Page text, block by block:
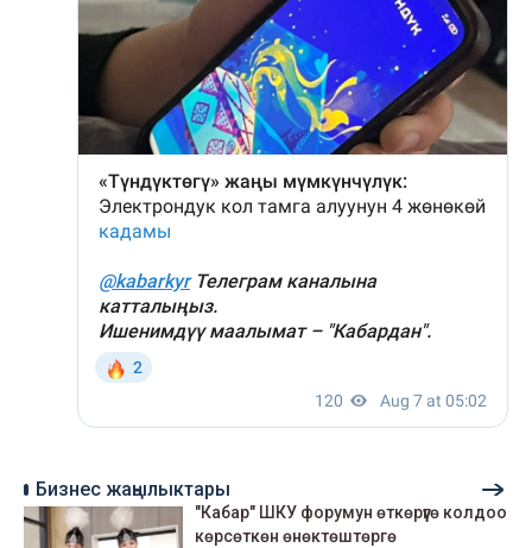
Бизнес жаңылыктары
"Кабар" ШКУ форумун өткөрүүгө колдоо
көрсөткөн өнөктөштөргө